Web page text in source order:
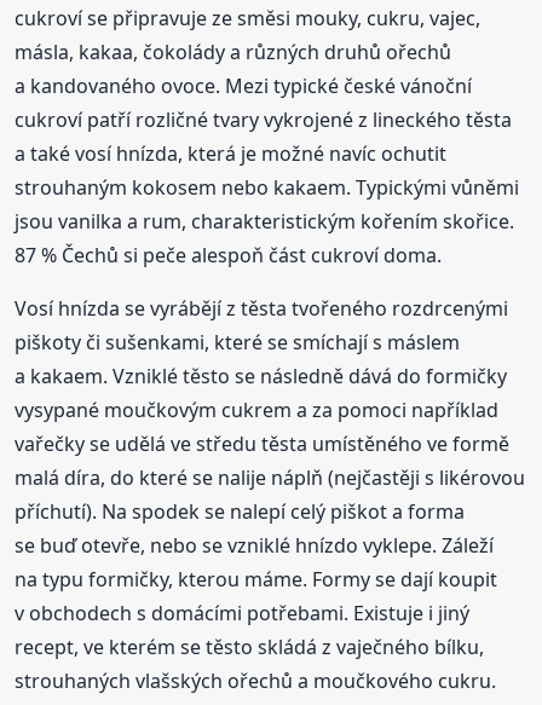
cukroví se připravuje ze směsi mouky, cukru, vajec,
másla, kakaa, čokolády a různých druhů ořechů
a kandovaného ovoce. Mezi typické české vánoční
cukroví patří rozličné tvary vykrojené z lineckého těsta
a také vosí hnízda, která je možné navíc ochutit
strouhaným kokosem nebo kakaem. Typickými vůněmi
jsou vanilka a rum, charakteristickým kořením skořice.
87 % Čechů si peče alespoň část cukroví doma.
Vosí hnízda se vyrábějí z těsta tvořeného rozdrcenými
piškoty či sušenkami, které se smíchají s máslem
a kakaem. Vzniklé těsto se následně dává do formičky
vysypané moučkovým cukrem a za pomoci například
vařečky se udělá ve středu těsta umístěného ve formě
malá díra, do které se nalije náplň (nejčastěji s likérovou
příchutí). Na spodek se nalepí celý piškot a forma
se buď otevře, nebo se vzniklé hnízdo vyklepe. Záleží
na typu formičky, kterou máme. Formy se dají koupit
v obchodech s domácími potřebami. Existuje i jiný
recept, ve kterém se těsto skládá z vaječného bílku,
strouhaných vlašských ořechů a moučkového cukru.